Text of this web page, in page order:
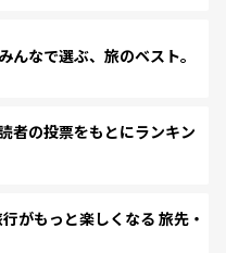
なで選ぶ、旅のベスト。
の投票をもとにランキン
がもっと楽しくなる 旅先・